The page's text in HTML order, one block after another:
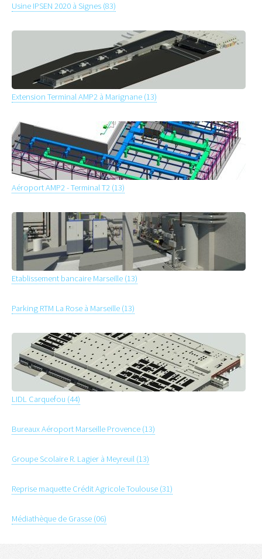
Usine IPSEN 2020 à Signes (83)
Extension Terminal AMP2 à Marignane (13)
Aéroport AMP2 - Terminal T2 (13)
Etablissement bancaire Marseille (13)
Parking RTM La Rose à Marseille (13)
LIDL Carquefou (44)
Bureaux Aéroport Marseille Provence (13)
Groupe Scolaire R. Lagier à Meyreuil (13)
Reprise maquette Crédit Agricole Toulouse (31)
Médiathèque de Grasse (06)